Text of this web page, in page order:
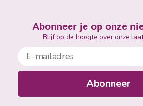
Abonneer je op onze
Blijf op de hoogte over onze
E-mailadres
Abonneer